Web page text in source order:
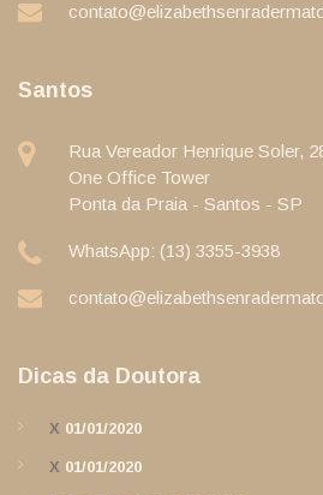
Santos
Rua Vereador Henrique Soler,
One Office Tower
Ponta da Praia - Santos - SP
WhatsApp: (13) 3355-3938
Dicas da Doutora
X 01/01/2020
X 01/01/2020